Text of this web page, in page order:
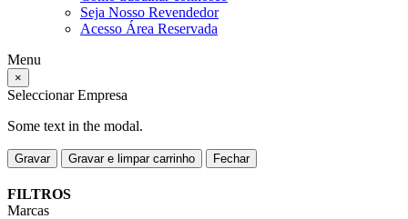
Seja Nosso Revendedor
Acesso Área Reservada
Menu
×
Seleccionar Empresa
Some text in the modal.
Gravar Gravar e limpar carrinho Fechar
FILTROS
Marcas